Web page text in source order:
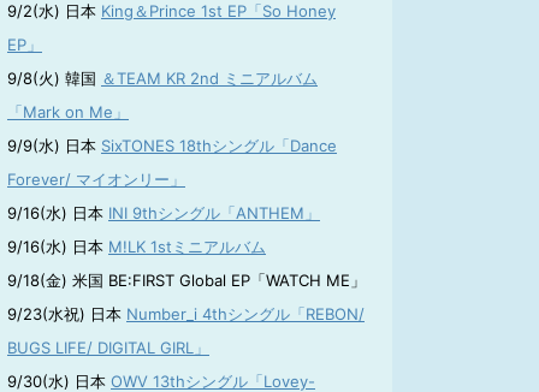
9/2(水) 日本 King＆Prince 1st EP「So Honey
EP」
9/8(火) 韓国 ＆TEAM KR 2nd ミニアルバム
「Mark on Me」
9/9(水) 日本 SixTONES 18thシングル「Dance
Forever/ マイオンリー」
9/16(水) 日本 INI 9thシングル「ANTHEM」
9/16(水) 日本 M!LK 1stミニアルバム
9/18(金) 米国 BE:FIRST Global EP「WATCH ME」
9/23(水祝) 日本 Number_i 4thシングル「REBON/
BUGS LIFE/ DIGITAL GIRL」
9/30(水) 日本 OWV 13thシングル「Lovey-